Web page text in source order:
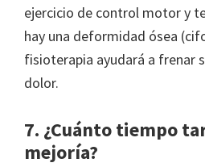
ejercicio de control motor y
hay una deformidad ósea
fisioterapia ayudará a frenar
dolor.
7. ¿Cuánto tiempo
mejoría?